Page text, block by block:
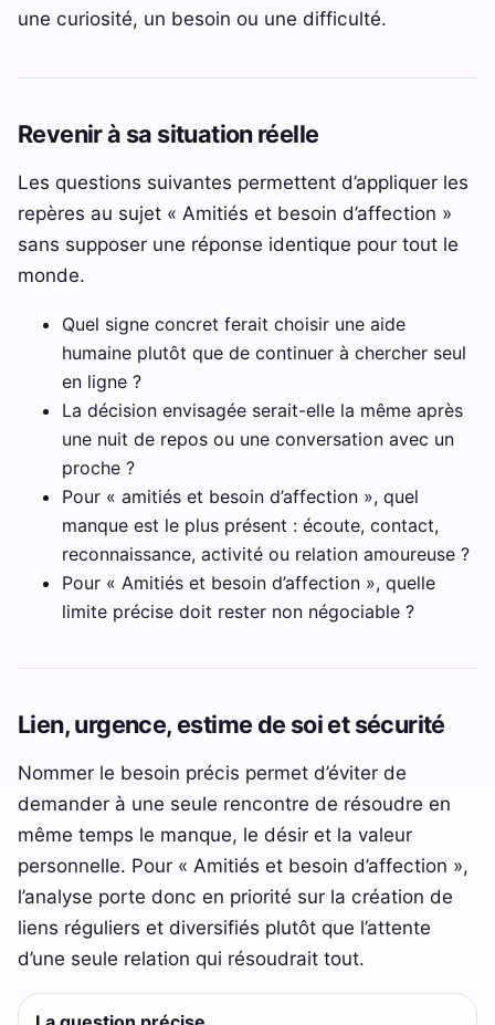
une curiosité, un besoin ou une difficulté.
Revenir à sa situation réelle
Les questions suivantes permettent d’appliquer les
repères au sujet « Amitiés et besoin d’affection »
sans supposer une réponse identique pour tout le
monde.
Quel signe concret ferait choisir une aide
humaine plutôt que de continuer à chercher seul
en ligne ?
La décision envisagée serait-elle la même après
une nuit de repos ou une conversation avec un
proche ?
Pour « amitiés et besoin d’affection », quel
manque est le plus présent : écoute, contact,
reconnaissance, activité ou relation amoureuse ?
Pour « Amitiés et besoin d’affection », quelle
limite précise doit rester non négociable ?
Lien, urgence, estime de soi et sécurité
Nommer le besoin précis permet d’éviter de
demander à une seule rencontre de résoudre en
même temps le manque, le désir et la valeur
personnelle. Pour « Amitiés et besoin d’affection »,
l’analyse porte donc en priorité sur la création de
liens réguliers et diversifiés plutôt que l’attente
d’une seule relation qui résoudrait tout.